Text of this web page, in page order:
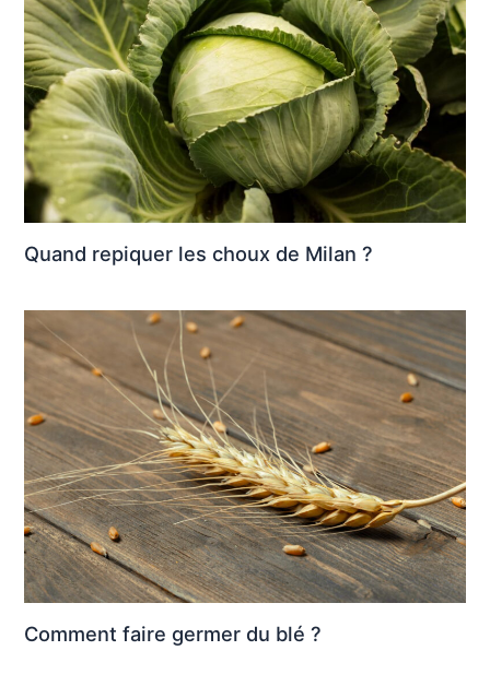
Quand repiquer les choux de Milan ?
Comment faire germer du blé ?